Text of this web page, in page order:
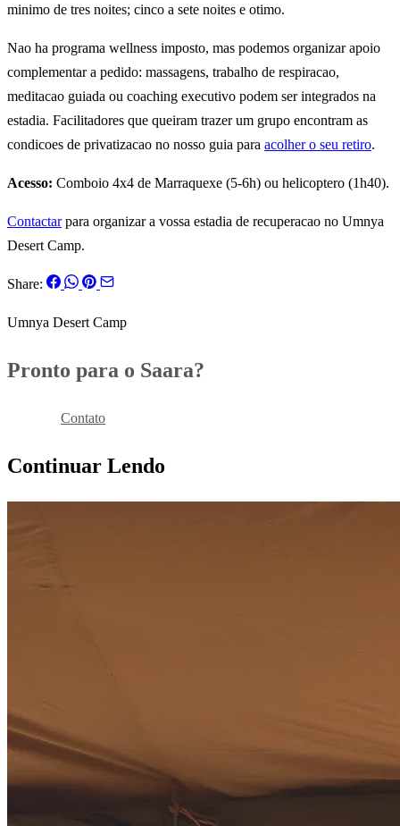
minimo de tres noites; cinco a sete noites e otimo.
Nao ha programa wellness imposto, mas podemos organizar apoio
complementar a pedido: massagens, trabalho de respiracao,
meditacao guiada ou coaching executivo podem ser integrados na
estadia. Facilitadores que queiram trazer um grupo encontram as
condicoes de privatizacao no nosso guia para acolher o seu retiro.
Acesso: Comboio 4x4 de Marraquexe (5-6h) ou helicoptero (1h40).
Contactarpara organizar a vossa estadia de recuperacao no Umnya
Desert Camp.
Share:
Umnya Desert Camp
Pronto para o Saara?
Contato
Continuar Lendo